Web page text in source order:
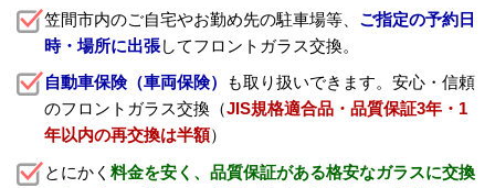
笠間市内のご自宅やお勤め先の駐車場等、 ご指定の予約日
時・場所に出張してフロントガラス交換。
自動車保険（車両保険）
も取り扱いできます。安心・信頼
のフロントガラス交換（JIS規格適合品・品質保証3年・1
年以内の再交換は半額）
とにかく 料金を安く、品質保証がある格安なガラスに交換